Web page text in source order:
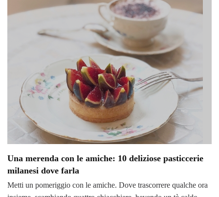
Una merenda con le amiche: 10 deliziose pasticcerie
milanesi dove farla
Metti un pomeriggio con le amiche. Dove trascorrere qualche ora